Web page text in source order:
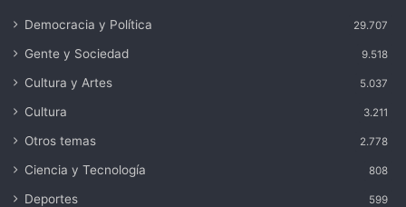
Democracia y Política 29.707
Gente y Sociedad 9.518
Cultura y Artes 5.037
Cultura 3.211
Otros temas 2.778
Ciencia y Tecnología 808
Deportes 599